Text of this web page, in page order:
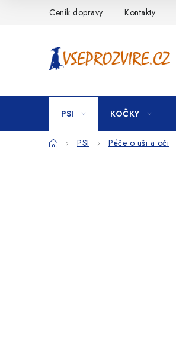
Ceník dopravy Kontakty
PSI KOČKY
DomůPSI Péče o uši a oči